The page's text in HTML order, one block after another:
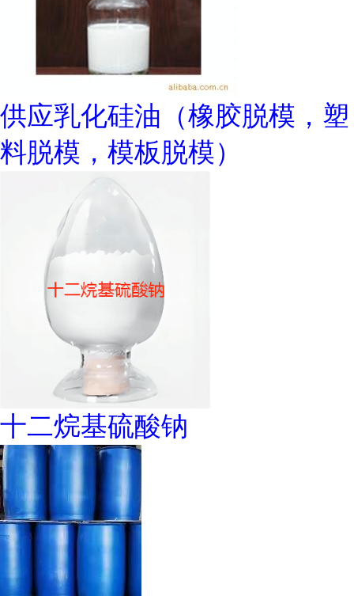
供应乳化硅油（橡胶脱模，塑
料脱模，模板脱模）
十二烷基硫酸钠